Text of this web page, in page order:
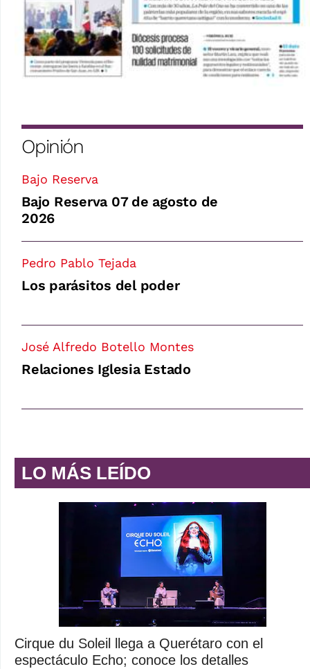
Opinión
Bajo Reserva
Bajo Reserva 07 de agosto de
2026
Pedro Pablo Tejada
Los parásitos del poder
José Alfredo Botello Montes
Relaciones Iglesia Estado
LO MÁS LEÍDO
Cirque du Soleil llega a Querétaro con el
espectáculo Echo; conoce los detalles